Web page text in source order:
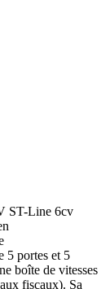
ST-Line 6cv
5 portes et 5
boîte de vitesses
fiscaux). Sa